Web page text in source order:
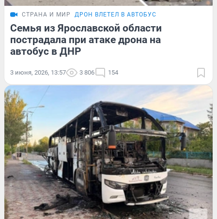
СТРАНА И МИР ДРОН ВЛЕТЕЛ В АВТОБУС
Семья из Ярославской области
пострадала при атаке дрона на
автобус в ДНР
3 июня, 2026, 13:57 3 806 154